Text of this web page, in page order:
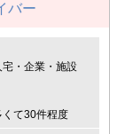
バー
・企業・施設
くて30件程度